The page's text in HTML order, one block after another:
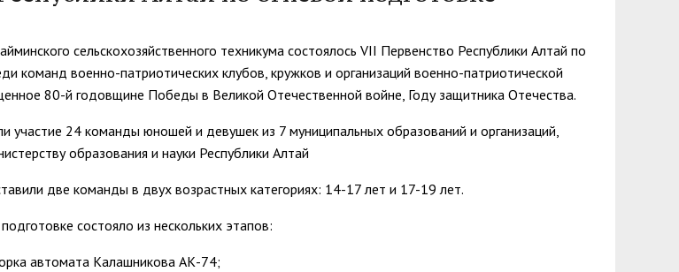
Антитеррористическая безопасность
Обращения граждан
Международная деятельность
Закупки
Республиканская профсоюзная организация высшей школы
Сведения о доходах
Региональный центр финансовой грамотности
Центр развития педагогического образования
служащих
сельскохозяйственного техникума состоялось VII Первенство Республики Алтай по
команд военно-патриотических клубов, кружков и организаций военно-патриотической
80-й годовщине Победы в Великой Отечественной войне, Году защитника Отечества.
участие 24 команды юношей и девушек из 7 муниципальных образований и организаций,
образования и науки Республики Алтай
две команды в двух возрастных категориях: 14-17 лет и 17-19 лет.
состояло из нескольких этапов:
автомата Калашникова АК-74;